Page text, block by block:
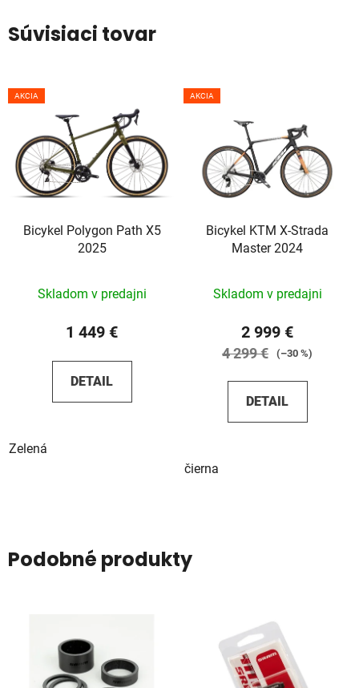
Súvisiaci tovar
AKCIA
Bicykel Polygon Path X5
2025
Skladom v predajni
1 449 €
DETAIL
Zelená
AKCIA
Bicykel KTM X-Strada
Master 2024
Skladom v predajni
2 999 €
4 299 € (–30 %)
DETAIL
čierna
Podobné produkty